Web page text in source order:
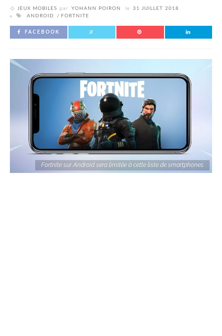
JEUX MOBILES par YOHANN POIRON le
31 JUILLET 2018
ANDROID
FORTNITE
FACEBOOK
Fortnite sur Android sera limitée à cette liste de smartphones